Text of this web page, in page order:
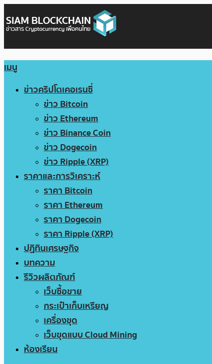
เมนู
ข่าวคริปโตเคอเรนซี่
ข่าว Bitcoin
ข่าว Ethereum
ข่าว Binance Coin
ข่าว Dogecoin
ข่าว Ripple (XRP)
ราคาและการวิเคราะห์
ราคา Bitcoin
ราคา Ethereum
ราคา Dogecoin
ราคา Ripple (XRP)
ปฏิทินเศรษฐกิจ
บทความ
รีวิวผลิตภัณฑ์
เว็บซื้อขาย
กระเป๋าเก็บเหรียญ
เครื่องขุด
เว็บขุดแบบ Cloud Mining
ห้องเรียน